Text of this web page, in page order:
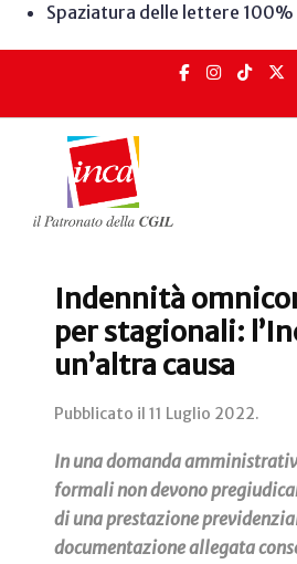
Spaziatura delle lettere 100%
Indennità
per stagionali:
un’altra causa
Pubblicato il 11 Luglio 2022.
In una domanda
formali non devono
di una prestazione
documentazione allegata